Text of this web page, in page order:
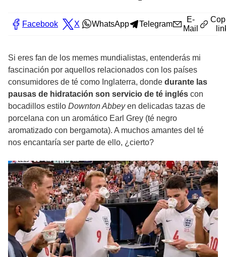
Facebook X WhatsApp Telegram
E-
Mail
Si eres fan de los memes mundialistas, entenderás mi
fascinación por aquellos relacionados con los países
consumidores de té como Inglaterra, donde durante las
pausas de hidratación son servicio de té inglés con
bocadillos estilo Downton Abbeyen delicadas tazas de
porcelana con un aromático Earl Grey (té negro
aromatizado con bergamota). A muchos amantes del té
nos encantaría ser parte de ello, ¿cierto?